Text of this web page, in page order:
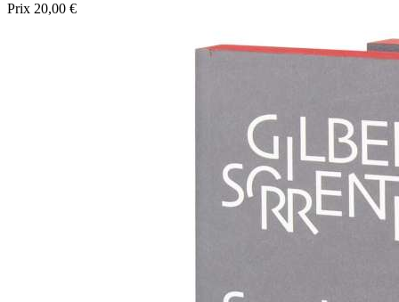
Prix 20,00 €